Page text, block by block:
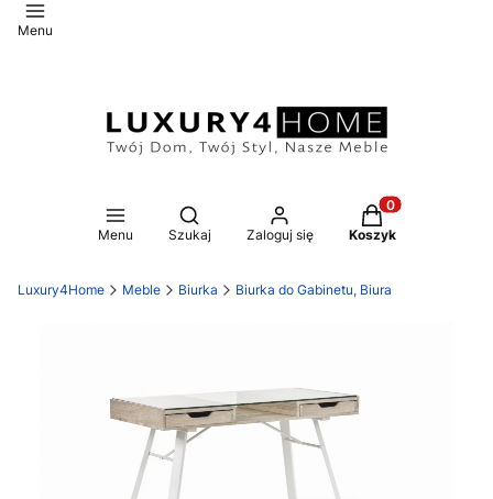
Menu
Menu
Otwórz wyszukiwarkę
Szukaj Zaloguj się
Produkty w
Koszyk
Luxury4Home Meble Biurka Biurka do Gabinetu, Biura